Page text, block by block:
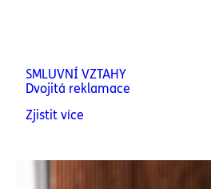
SMLUVNÍ VZTAHY
Dvojitá reklamace
Zjistit více